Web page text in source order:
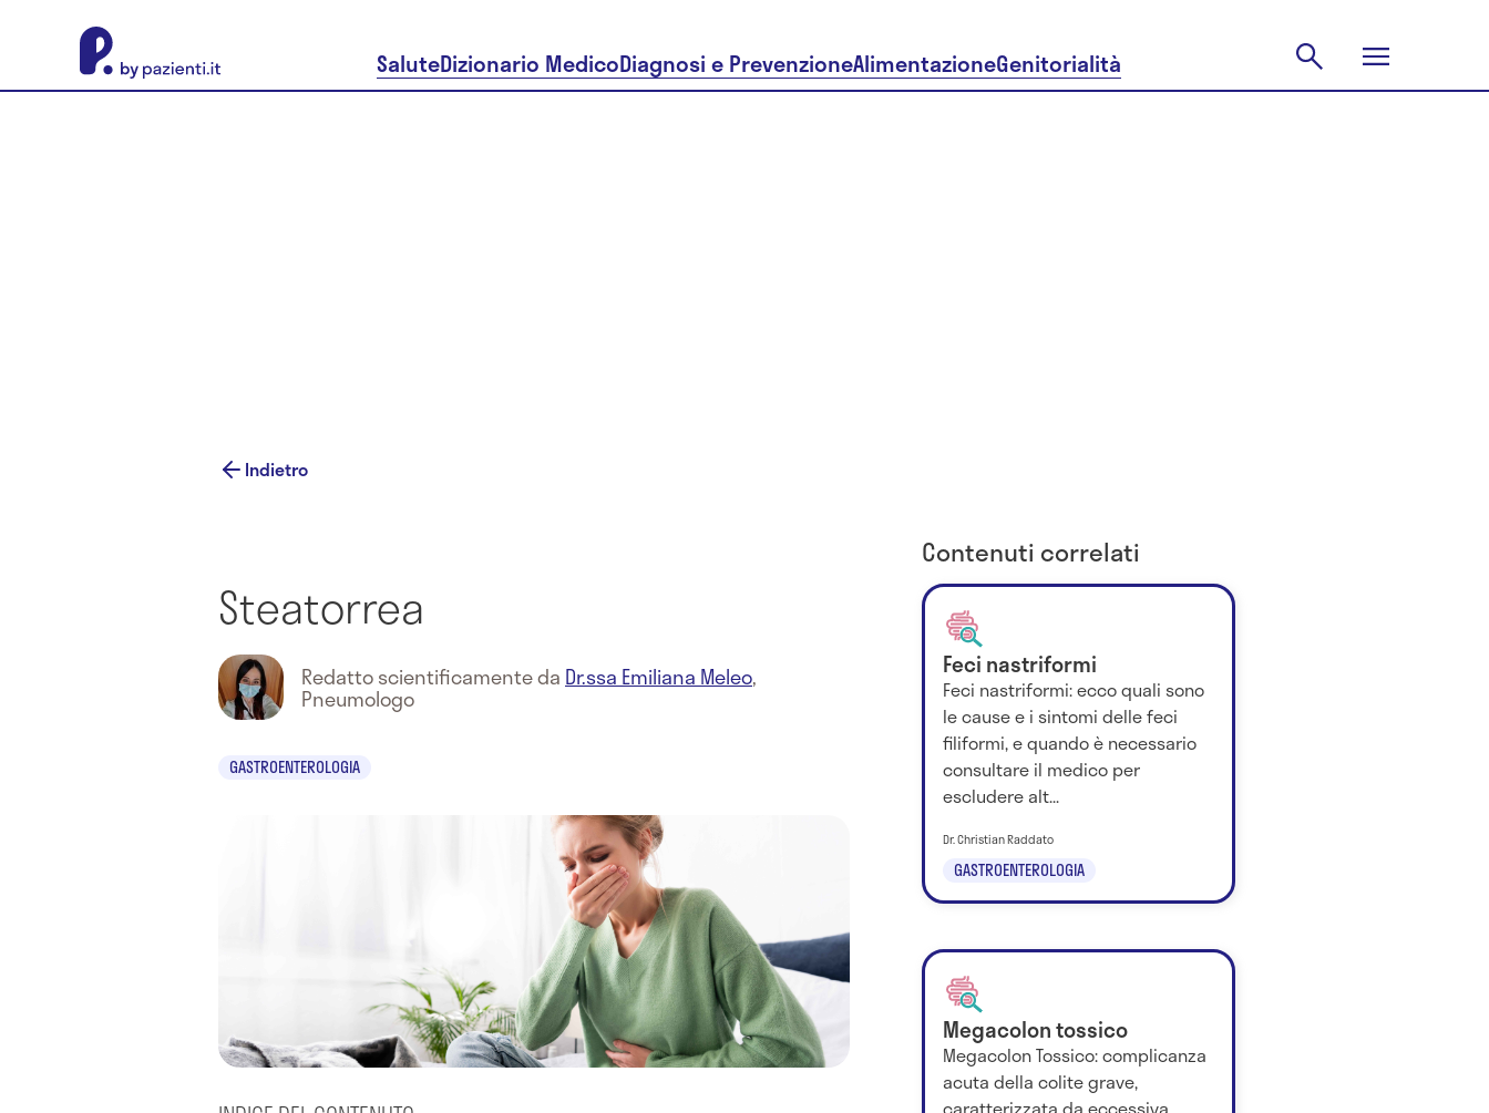
SaluteDizionario MedicoDiagnosi e PrevenzioneAlimentazioneGenitorialità
Indietro
Steatorrea
Redatto scientificamente da Dr.ssa Emiliana Meleo,
Pneumologo
GASTROENTEROLOGIA
Contenuti correlati
Feci nastriformi
Feci nastriformi: ecco quali sono
le cause e i sintomi delle feci
filiformi, e quando è necessario
consultare il medico per
escludere alt...
GASTROENTEROLOGIA
Dr. Christian Raddato
Megacolon tossico
Megacolon Tossico: complicanza
acuta della colite grave,